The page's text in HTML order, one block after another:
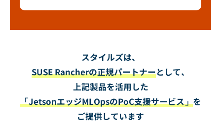
スタイルズは、
SUSE Rancherの正規パートナーとして、
上記製品を活用した
「JetsonエッジMLOpsのPoC支援サービス」を
ご提供しています